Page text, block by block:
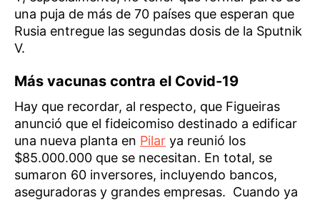
una puja de más de 70 países que esperan que
Rusia entregue las segundas dosis de la Sputnik
V.
Más vacunas contra el Covid-19
Hay que recordar, al respecto, que Figueiras
anunció que el fideicomiso destinado a edificar
una nueva planta en Pilar ya reunió los
$85.000.000 que se necesitan. En total, se
sumaron 60 inversores, incluyendo bancos,
aseguradoras y grandes empresas. Cuando ya